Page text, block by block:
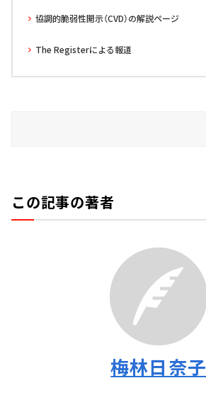
協調的脆弱性開示（CVD）の解説ページ
The Registerによる報道
この記事の著者
梅林日奈子